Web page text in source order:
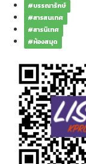
#บรรณารักษ์
#สารสนเทศ
#สารนิเทศ
#ห้องสมุด